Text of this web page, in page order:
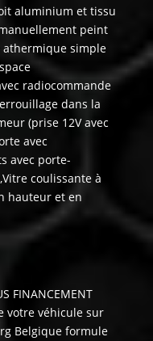
FINANCEMENT
votre véhicule sur
Belgique formule